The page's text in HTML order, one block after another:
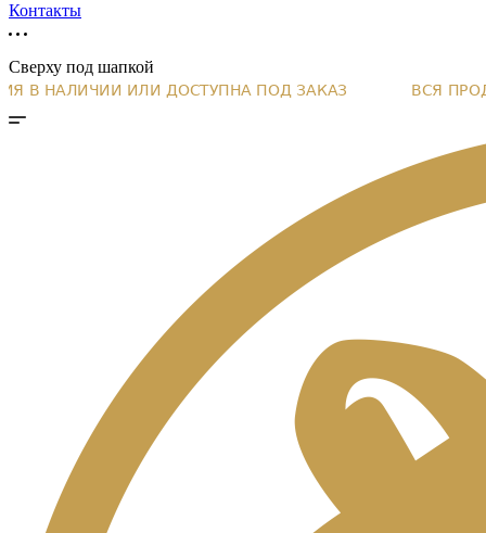
Контакты
Сверху под шапкой